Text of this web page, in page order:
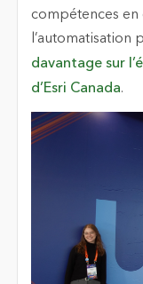
compétences
l’automatisation
davantage sur
d’Esri Canada.